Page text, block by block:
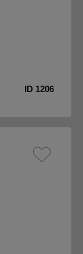
ID 1206